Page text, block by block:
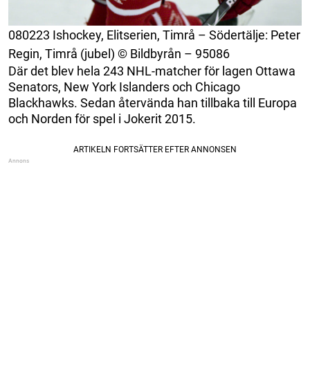
080223 Ishockey, Elitserien, Timrå – Södertälje: Peter
Regin, Timrå (jubel) © Bildbyrån – 95086
Där det blev hela 243 NHL-matcher för lagen Ottawa
Senators, New York Islanders och Chicago
Blackhawks. Sedan återvända han tillbaka till Europa
och Norden för spel i Jokerit 2015.